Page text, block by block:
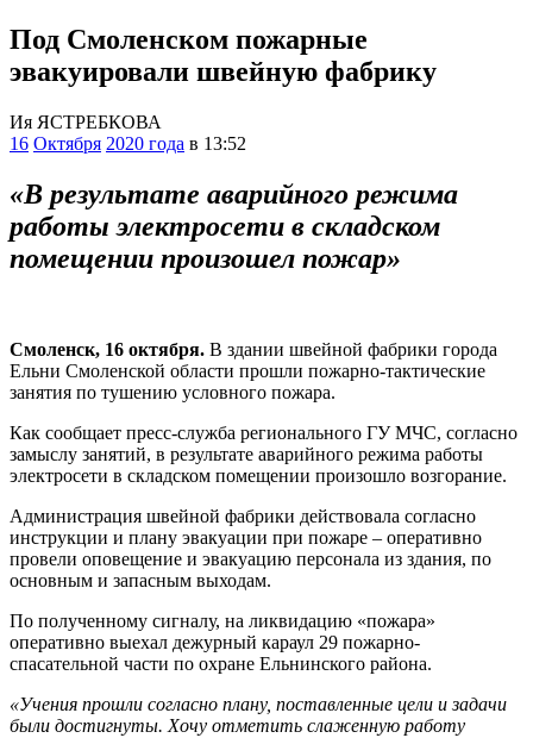
Под Смоленском пожарные
эвакуировали швейную фабрику
Ия ЯСТРЕБКОВА
16 Октября 2020 года в 13:52
«В результате аварийного режима
работы электросети в складском
помещении произошел пожар»
Смоленск, 16 октября. В здании швейной фабрики города
Ельни Смоленской области прошли пожарно-тактические
занятия по тушению условного пожара.
Как сообщает пресс-служба регионального ГУ МЧС, согласно
замыслу занятий, в результате аварийного режима работы
электросети в складском помещении произошло возгорание.
Администрация швейной фабрики действовала согласно
инструкции и плану эвакуации при пожаре – оперативно
провели оповещение и эвакуацию персонала из здания, по
основным и запасным выходам.
По полученному сигналу, на ликвидацию «пожара»
оперативно выехал дежурный караул 29 пожарно-
спасательной части по охране Ельнинского района.
«Учения прошли согласно плану, поставленные цели и задачи
были достигнуты. Хочу отметить слаженную работу